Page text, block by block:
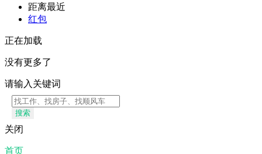
距离最近
红包
正在加载
没有更多了
请输入关键词
搜索
关闭
首页